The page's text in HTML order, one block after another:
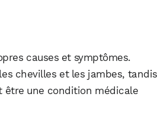
causes et symptômes.
chevilles et les jambes, tandis
être une condition médicale